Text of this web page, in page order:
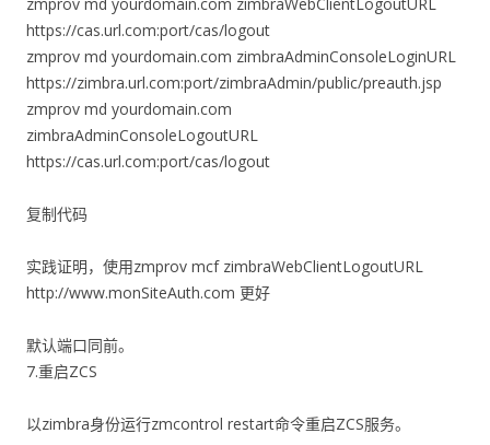
https://cas.url.com:port/cas/logout
zmprov md yourdomain.com zimbraAdminConsoleLoginURL
https://zimbra.url.com:port/zimbraAdmin/public/preauth.jsp
zmprov md yourdomain.com
zimbraAdminConsoleLogoutURL
https://cas.url.com:port/cas/logout
复制代码
实践证明，使用zmprov mcf zimbraWebClientLogoutURL
http://www.monSiteAuth.com 更好
默认端口同前。
7.重启ZCS
以zimbra身份运行zmcontrol restart命令重启ZCS服务。